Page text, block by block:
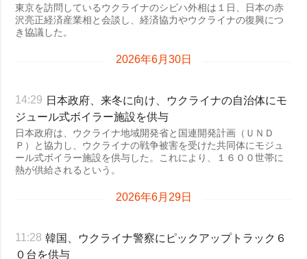
東京を訪問しているウクライナのシビハ外相は１日、日本の赤
沢亮正経済産業相と会談し、経済協力やウクライナの復興につ
き協議した。
2026年6月30日
14:29 日本政府、来冬に向け、ウクライナの自治体にモ
ジュール式ボイラー施設を供与
日本政府は、ウクライナ地域開発省と国連開発計画（ＵＮＤ
Ｐ）と協力し、ウクライナの戦争被害を受けた共同体にモジュ
ール式ボイラー施設を供与した。これにより、１６００世帯に
熱が供給されるという。
2026年6月29日
11:28 韓国、ウクライナ警察にピックアップトラック６
０台を供与